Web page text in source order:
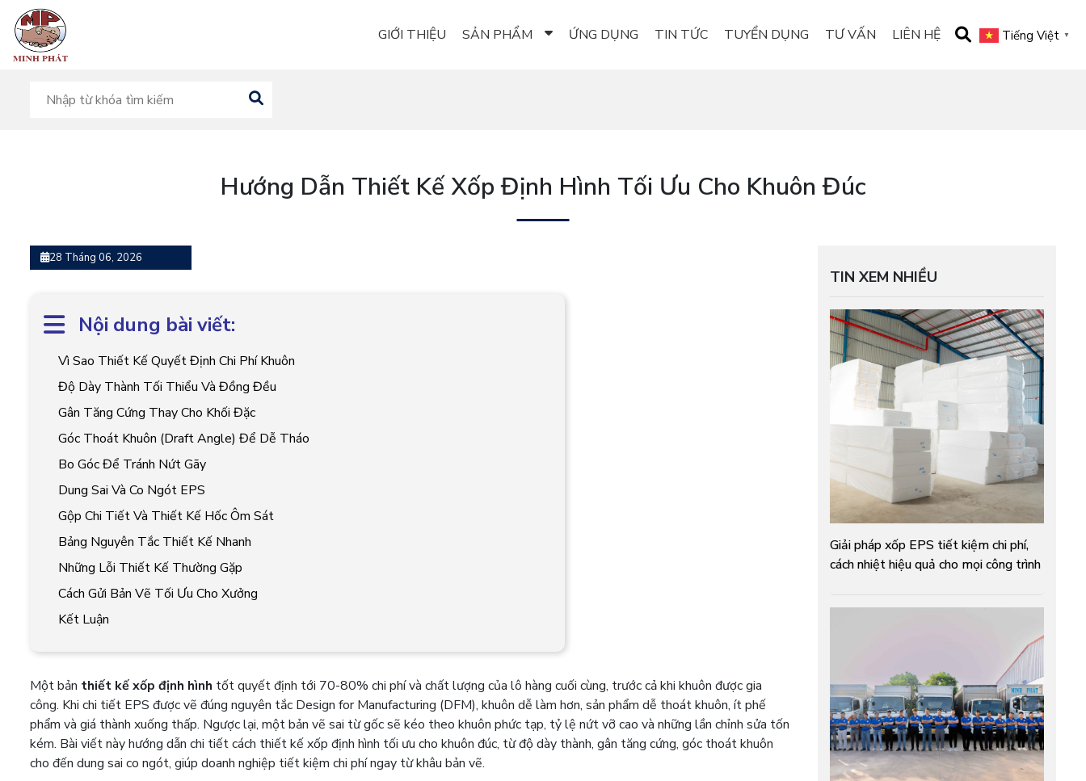
GIỚI THIỆU SẢN PHẨM ỨNG DỤNG TIN TỨC TUYỂN DỤNG TƯ VẤN LIÊN HỆ Tiếng Việt ▼
Hướng Dẫn Thiết Kế Xốp Định Hình Tối Ưu Cho Khuôn Đúc
28 Tháng 06, 2026
Nội dung bài viết:
Vì Sao Thiết Kế Quyết Định Chi Phí Khuôn
Độ Dày Thành Tối Thiểu Và Đồng Đều
Gân Tăng Cứng Thay Cho Khối Đặc
Góc Thoát Khuôn (Draft Angle) Để Dễ Tháo
Bo Góc Để Tránh Nứt Gãy
Dung Sai Và Co Ngót EPS
Gộp Chi Tiết Và Thiết Kế Hốc Ôm Sát
Bảng Nguyên Tắc Thiết Kế Nhanh
Những Lỗi Thiết Kế Thường Gặp
Cách Gửi Bản Vẽ Tối Ưu Cho Xưởng
Kết Luận
Một bản thiết kế xốp định hình tốt quyết định tới 70-80% chi phí và chất lượng của lô hàng cuối cùng, trước cả khi khuôn được gia
công. Khi chi tiết EPS được vẽ đúng nguyên tắc Design for Manufacturing (DFM), khuôn dễ làm hơn, sản phẩm dễ thoát khuôn, ít phế
phẩm và giá thành xuống thấp. Ngược lại, một bản vẽ sai từ gốc sẽ kéo theo khuôn phức tạp, tỷ lệ nứt vỡ cao và những lần chỉnh sửa tốn
kém. Bài viết này hướng dẫn chi tiết cách thiết kế xốp định hình tối ưu cho khuôn đúc, từ độ dày thành, gân tăng cứng, góc thoát khuôn
cho đến dung sai co ngót, giúp doanh nghiệp tiết kiệm chi phí ngay từ khâu bản vẽ.
TIN XEM NHIỀU
Giải pháp xốp EPS tiết kiệm chi phí,
cách nhiệt hiệu quả cho mọi công trình